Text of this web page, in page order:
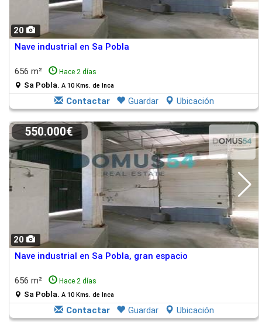
20
Nave industrial en Sa Pobla
656 m² Hace 2 días
Sa Pobla. A 10 Kms. de Inca
Contactar Guardar Ubicación
20
550.000€
Nave industrial en Sa Pobla, gran espacio
656 m² Hace 2 días
Sa Pobla. A 10 Kms. de Inca
Contactar Guardar Ubicación